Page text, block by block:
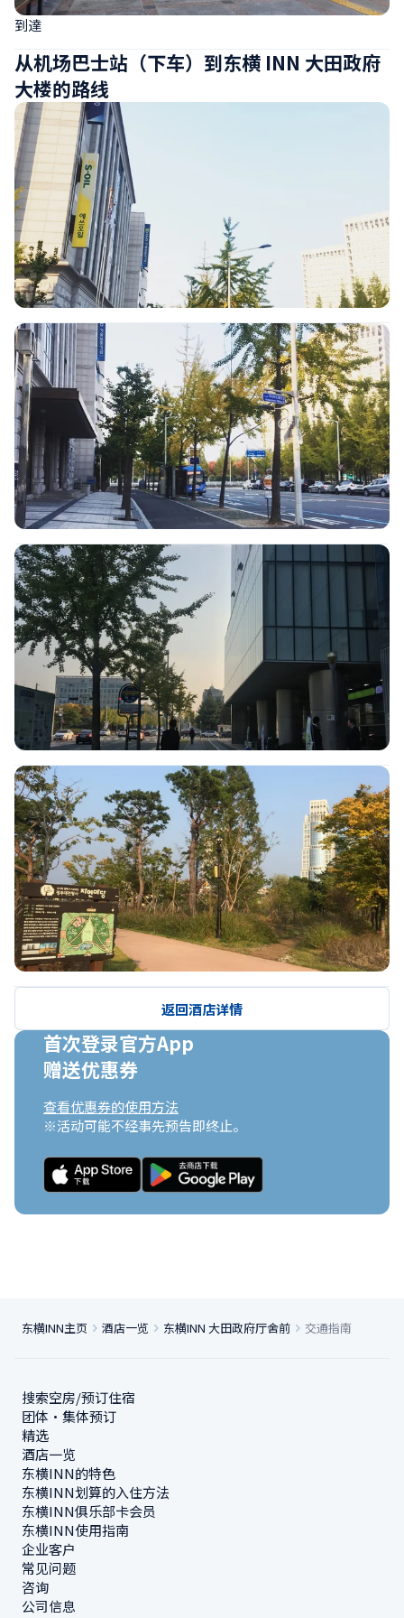
到達
从机场巴士站（下车）到东横 INN 大田政府
大楼的路线
返回酒店详情
首次登录官方App
赠送优惠券
查看优惠券的使用方法
※活动可能不经事先预告即终止。
东横INN主页 酒店一览 东横INN 大田政府厅舍前 交通指南
搜索空房/预订住宿
团体・集体预订
精选
酒店一览
东横INN的特色
东横INN划算的入住方法
东横INN俱乐部卡会员
东横INN使用指南
企业客户
常见问题
咨询
公司信息